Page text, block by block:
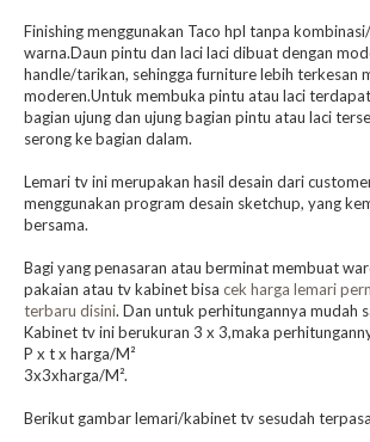
Finishing menggunakan Taco hpl tanpa
warna.Daun pintu dan laci laci dibuat dengan
handle/tarikan, sehingga furniture lebih terkesan
moderen.Untuk membuka pintu atau laci
bagian ujung dan ujung bagian pintu atau laci
serong ke bagian dalam.
Lemari tv ini merupakan hasil desain dari
menggunakan program desain sketchup, yang
bersama.
Bagi yang penasaran atau berminat membuat
pakaian atau tv kabinet bisa cek harga lemari
terbaru disini. Dan untuk perhitungannya mudah
Kabinet tv ini berukuran 3 x 3,maka
P x t x harga/M²
3x3xharga/M².
Berikut gambar lemari/kabinet tv sesudah